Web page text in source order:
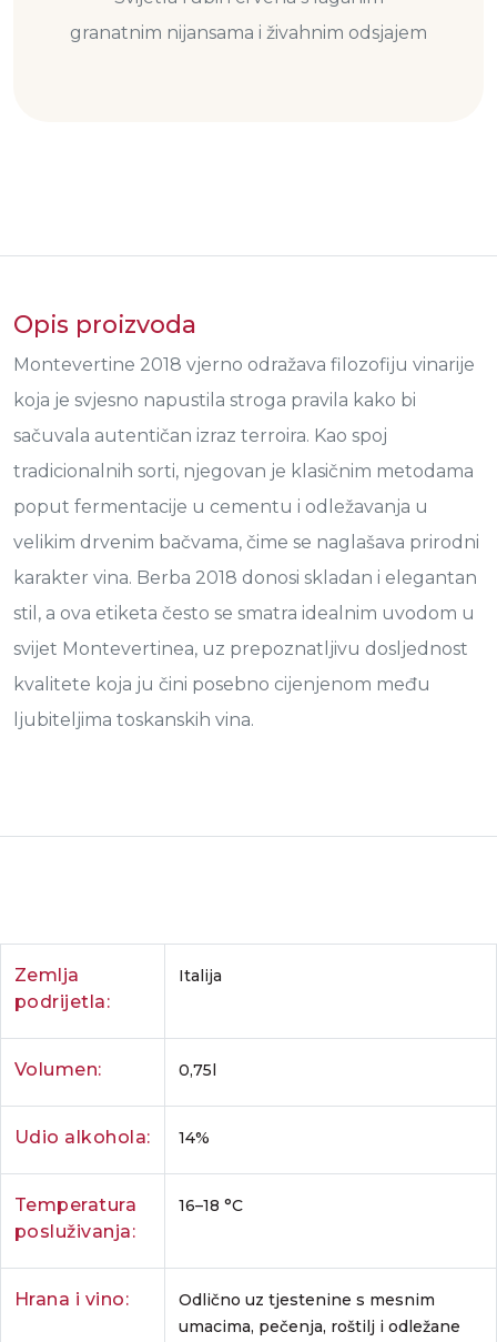
granatnim nijansama i živahnim odsjajem
Opis proizvoda
Montevertine 2018 vjerno odražava filozofiju vinarije
koja je svjesno napustila stroga pravila kako bi
sačuvala autentičan izraz terroira. Kao spoj
tradicionalnih sorti, njegovan je klasičnim metodama
poput fermentacije u cementu i odležavanja u
velikim drvenim bačvama, čime se naglašava prirodni
karakter vina. Berba 2018 donosi skladan i elegantan
stil, a ova etiketa često se smatra idealnim uvodom u
svijet Montevertinea, uz prepoznatljivu dosljednost
kvalitete koja ju čini posebno cijenjenom među
ljubiteljima toskanskih vina.
Zemlja
podrijetla:
Italija
Volumen: 0,75l
Udio alkohola: 14%
Temperatura
posluživanja:
16–18 °C
Hrana i vino:
Odlično uz tjestenine s mesnim
umacima, pečenja, roštilj i odležane